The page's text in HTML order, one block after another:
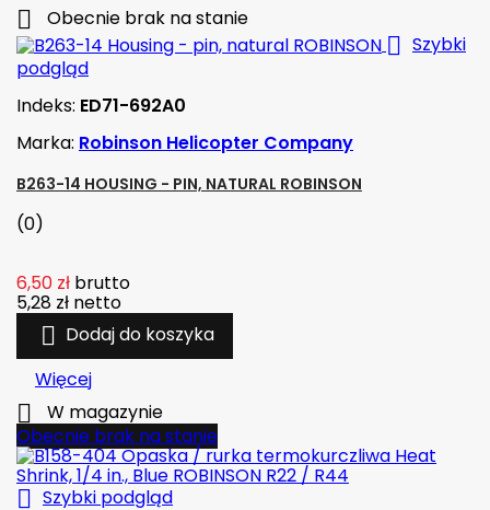
 Obecnie brak na stanie
 Szybki
podgląd
Indeks: ED71-692A0
Marka: Robinson Helicopter Company
B263-14 HOUSING - PIN, NATURAL ROBINSON
(0)
6,50 zł brutto
5,28 zł netto
 Dodaj do koszyka
Więcej

W magazynie
Obecnie brak na stanie
 Szybki podgląd